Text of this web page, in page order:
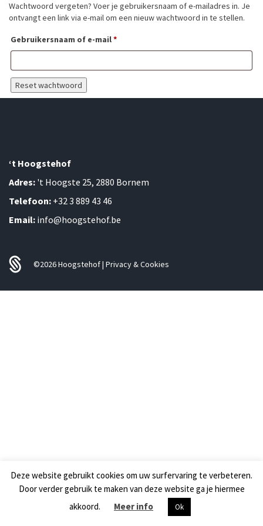
Home
Wachtwoord vergeten? Voer je gebruikersnaam of e-mailadres in. Je
ontvangt een link via e-mail om een nieuw wachtwoord in te stellen.
Gebruikersnaam of e-mail*Vereist
Reset wachtwoord
0
‘t Hoogstehof
Adres: 't Hoogste 25, 2880 Bornem
Telefoon: +32 3 889 43 46
Email: info@hoogstehof.be
©2026Hoogstehof| Privacy & Cookies
Deze website gebruikt cookies om uw surfervaring te verbeteren.
Door verder gebruik te maken van deze website ga je hiermee
akkoord.
Meer info Ok